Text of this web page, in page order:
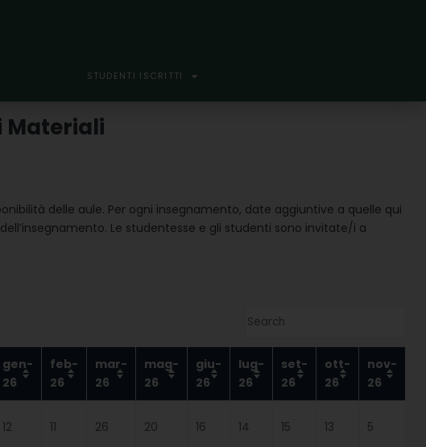
STUDENTI ISCRITTI
Materiali
delle aule. Per ogni insegnamento, date aggiuntive a quelle qui
Le studentesse e gli studenti sono invitate/i a
gen-
26
feb-
26
mar-
26
mag-
26
giu-
26
lug-
26
set-
26
ott-
26
nov-
26
12 11 26 20 16 14 15 13 5